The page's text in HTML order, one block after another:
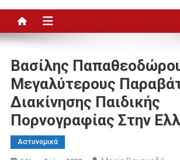
Βασίλης
Μεγαλύτερους
Διακίνησης Παιδικής
Πορνογραφίας Στην
Αστυνομικά